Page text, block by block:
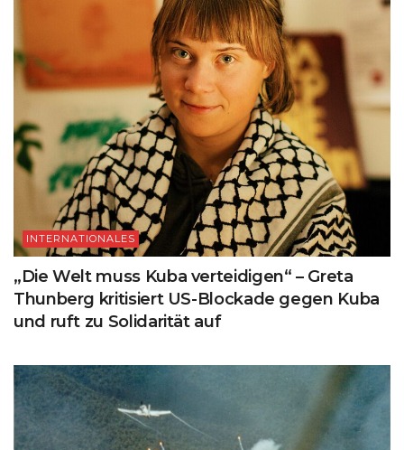
INTERNATIONALES
„Die Welt muss Kuba verteidigen“ – Greta
Thunberg kritisiert US-Blockade gegen Kuba
und ruft zu Solidarität auf